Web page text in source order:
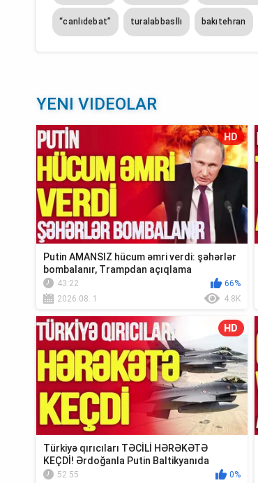
“canlıdebat” turalabbasllı bakıtehran
YENI VIDEOLAR
HD
Putin AMANSIZ hücum əmri verdi: şəhərlər
bombalanır, Trampdan açıqlama
43:22
66%
2026.08. 1
4.8K
HD
Türkiyə qırıcıları TƏCİLİ HƏRƏKƏTƏ
KEÇDİ! Ərdoğanla Putin Baltikyanıda
TOQQUŞUR-TV...
52:55
0%